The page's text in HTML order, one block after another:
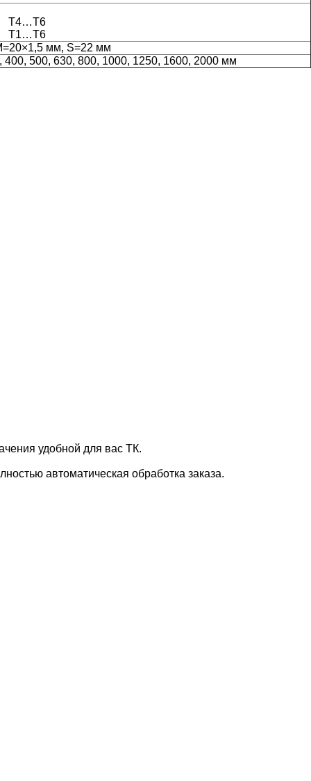
Т4…Т6
Т1…Т6
1,5 мм, S=22 мм
400, 500, 630, 800, 1000, 1250, 1600, 2000 мм
удобной для вас ТК.
автоматическая обработка заказа.